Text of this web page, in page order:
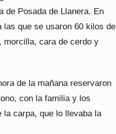
de Posada de Llanera. En
las que se usaron 60 kilos de
morcilla, cara de cerdo y
de la mañana reservaron
con la familia y los
la carpa, que lo llevaba la